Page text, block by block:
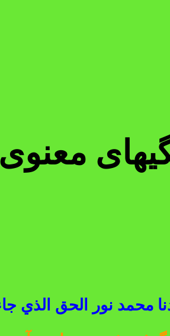
محمد نور الحق الذي